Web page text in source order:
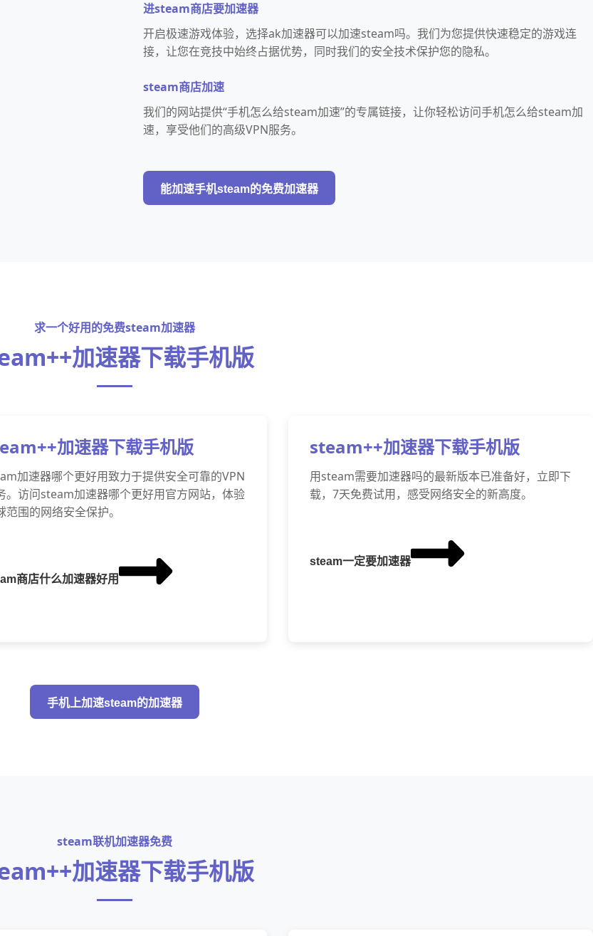
进steam商店要加速器
开启极速游戏体验，选择ak加速器可以加速steam吗。我们为您提供快速稳定的游戏连
接，让您在竞技中始终占据优势，同时我们的安全技术保护您的隐私。
steam商店加速
我们的网站提供“手机怎么给steam加速”的专属链接，让你轻松访问手机怎么给steam加
速，享受他们的高级VPN服务。
能加速手机steam的免费加速器
求一个好用的免费steam加速器
加速器下载手机版
加速器下载手机版
加速器哪个更好用致力于提供安全可靠的VPN
。访问steam加速器哪个更好用官方网站，体验
范围的网络安全保护。
商店什么加速器好用
steam++加速器下载手机版
用steam需要加速器吗的最新版本已准备好，立即下
载，7天免费试用，感受网络安全的新高度。
steam一定要加速器
手机上加速steam的加速器
steam联机加速器免费
加速器下载手机版